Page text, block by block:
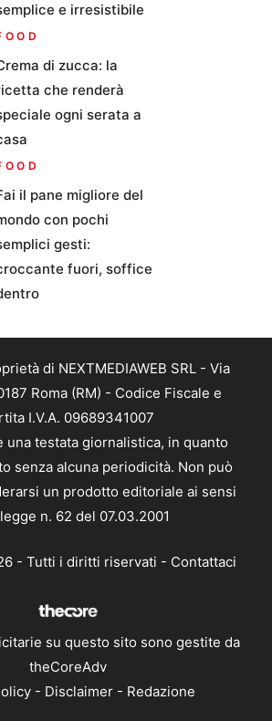
e irresistibile
di zucca: la
che renderà
ogni serata a
il pane migliore del
con pochi
gesti:
fuori, soffice
di NEXTMEDIAWEB SRL - Via
Roma (RM) - Codice Fiscale e
I.V.A. 09689341007
una testata giornalistica, in quanto
senza alcuna periodicità. Non può
un prodotto editoriale ai sensi
n. 62 del 07.03.2001
- Tutti i diritti riservati - Contattaci
su questo sito sono gestite da
theCoreAdv
- Disclaimer- Redazione